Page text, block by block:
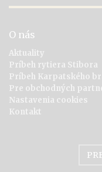
O nás
Aktuality
Príbeh rytiera Stibora
Príbeh Karpatského
Pre obchodných
Nastavenia cookies
Kontakt